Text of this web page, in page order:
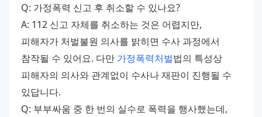
Q: 가정폭력 신고 후 취소할 수 있나요?
A: 112 신고 자체를 취소하는 것은 어렵지만,
피해자가 처벌불원 의사를 밝히면 수사 과정에서
참작될 수 있어요. 다만 가정폭력처벌법의 특성상
피해자의 의사와 관계없이 수사나 재판이 진행될 수
있답니다.
Q: 부부싸움 중 한 번의 실수로 폭력을 행사했는데,